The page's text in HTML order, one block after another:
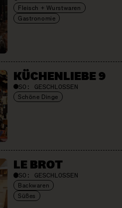
Fleisch + Wurstwaren
Gastronomie
KÜCHENLIEBE 9
SO: GESCHLOSSEN
Schöne Dinge
LE BROT
SO: GESCHLOSSEN
Backwaren
Süßes